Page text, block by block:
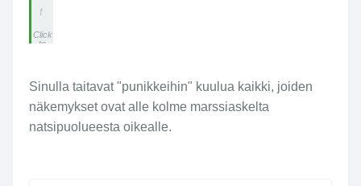
t
u
n
u
u
l
Click
to
Sinulla taitavat "punikkeihin" kuulua kaikki, joiden
näkemykset ovat alle kolme marssiaskelta
natsipuolueesta oikealle.